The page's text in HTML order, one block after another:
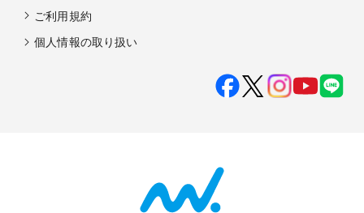
ご利用規約
個人情報の取り扱い